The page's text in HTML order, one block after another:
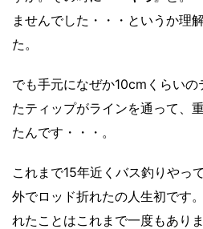
ませんでした・・・というか理
た。
でも手元になぜか10cmくらい
たティップがラインを通って、
たんです・・・。
これまで15年近くバス釣りやっ
外でロッド折れたの人生初です
れたことはこれまで一度もありま